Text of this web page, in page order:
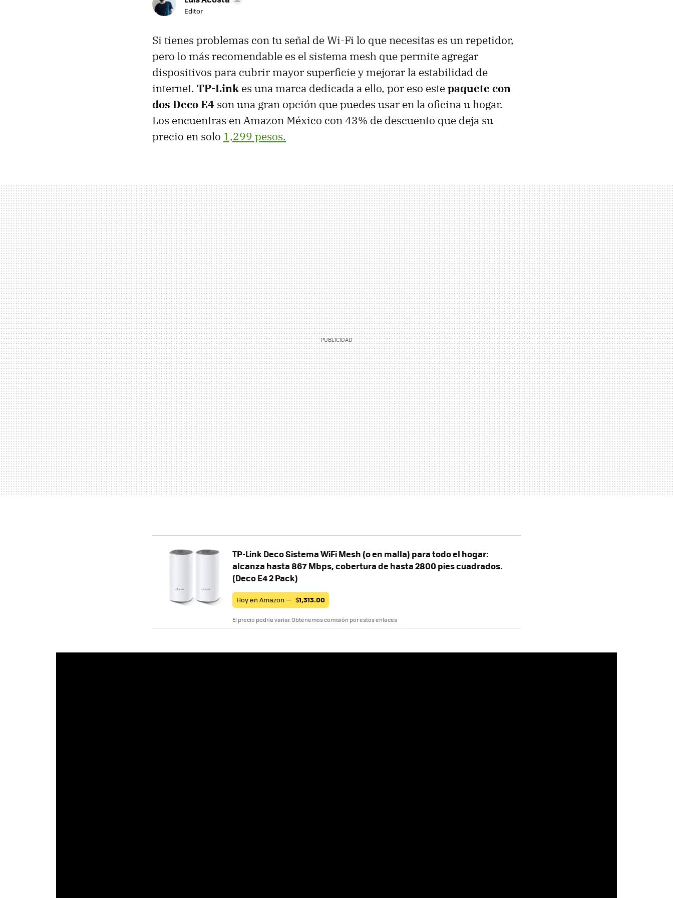
Editor
Si tienes problemas con tu señal de Wi-Fi lo que necesitas es un repetidor,
pero lo más recomendable es el sistema mesh que permite agregar
dispositivos para cubrir mayor superficie y mejorar la estabilidad de
internet. TP-Link es una marca dedicada a ello, por eso estepaquete con
dos Deco E4 son una gran opción que puedes usar en la oficina u hogar.
Los encuentras en Amazon México con 43% de descuento que deja su
precio en solo 1,299 pesos.
TP-Link Deco Sistema WiFi Mesh (o en malla) para todo el hogar:
alcanza hasta 867 Mbps, cobertura de hasta 2800 pies cuadrados.
(Deco E4 2 Pack)
Hoy en Amazon — $1,313.00
El precio podría variar. Obtenemos comisión por estos enlaces